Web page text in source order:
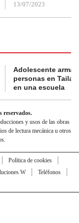
13/07/2023
Adolescente
personas en
en una escuela
reservados.
y usos de las obras
de lectura mecánica u otros
Política de cookies
W
Teléfonos